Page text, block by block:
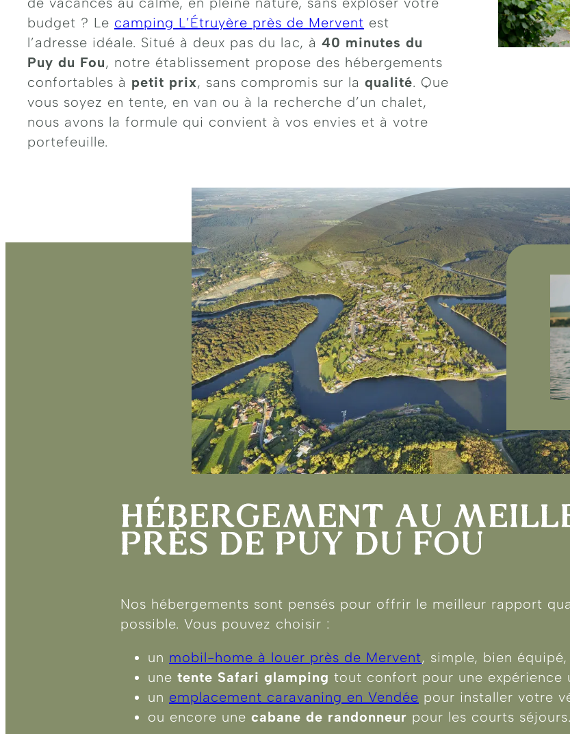
budget ? Le camping L’Étruyère près de Mervent est
l’adresse idéale. Situé à deux pas du lac, à 40 minutes du
Puy du Fou, notre établissement propose des hébergements
confortables à petit prix, sans compromis sur la qualité. Que
vous soyez en tente, en van ou à la recherche d’un chalet,
nous avons la formule qui convient à vos envies et à votre
portefeuille.
HÉBERGEMENT AU
PRÈS DE PUY DU FOU
Nos hébergements sont pensés pour offrir le meilleur rapport
possible. Vous pouvez choisir :
un mobil-home à louer près de Mervent, simple, bien
une tente Safari glamping tout confort pour une expérience
un emplacement caravaning en Vendée pour installer votre
ou encore une cabane de randonneur pour les courts séjours.